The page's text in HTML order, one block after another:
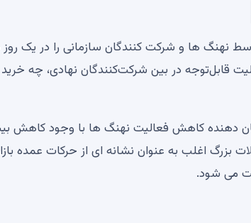
نهنگ ها و شرکت کنندگان سازمانی را در یک
قابل‌توجه در بین شرکت‌کنندگان نهادی، چه
کاهش فعالیت نهنگ ها با وجود کاهش بیشتر
بزرگ اغلب به عنوان نشانه ای از حرکات عمده
می شود.